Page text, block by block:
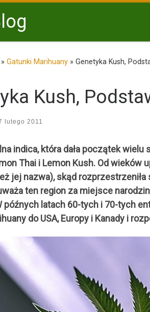
» Gatunki Marihuany » Genetyka Kush,
Kush,
lutego 2011
indica, która dała początek
Thai i Lemon Kush. Od
jej nazwa), skąd
ten region za miejsce
późnych latach 60-tych i 70-tych
do USA, Europy i Kanady i